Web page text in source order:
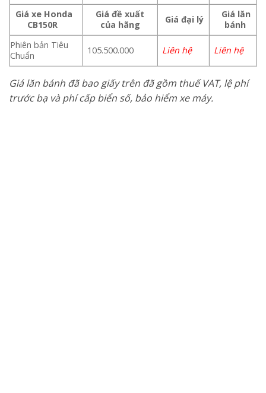
Giá xe Honda
CB150R
Giá đề xuất
của hãng
Giá đại lý
Giá lăn
bánh
Phiên bản Tiêu
Chuẩn
105.500.000 Liên hệ Liên hệ
Giá lăn bánh đã bao giấy trên đã gồm thuế VAT, lệ phí
trước bạ và phí cấp biển số, bảo hiểm xe máy.